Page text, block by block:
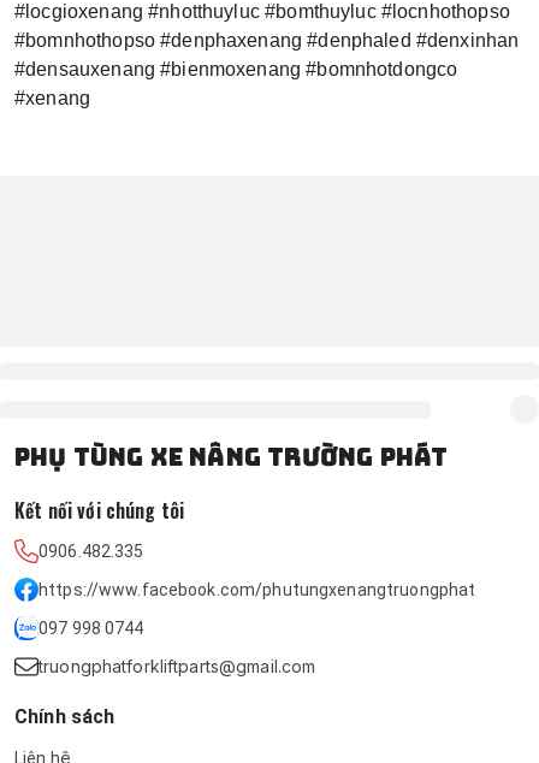
#locgioxenang #nhotthuyluc #bomthuyluc #locnhothopso
#bomnhothopso #denphaxenang #denphaled #denxinhan
#densauxenang #bienmoxenang #bomnhotdongco
#xenang
PHỤ TÙNG XE NÂNG TRƯỜNG PHÁT
Kết nối với chúng tôi
0906.482.335
https://www.facebook.com/phutungxenangtruongphat
097 998 0744
truongphatforkliftparts@gmail.com
Chính sách
Liên hệ